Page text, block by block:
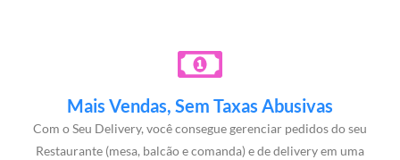
Mais Vendas, Sem Taxas Abusivas
Com o Seu Delivery, você consegue gerenciar pedidos do seu
Restaurante (mesa, balcão e comanda) e de delivery em uma